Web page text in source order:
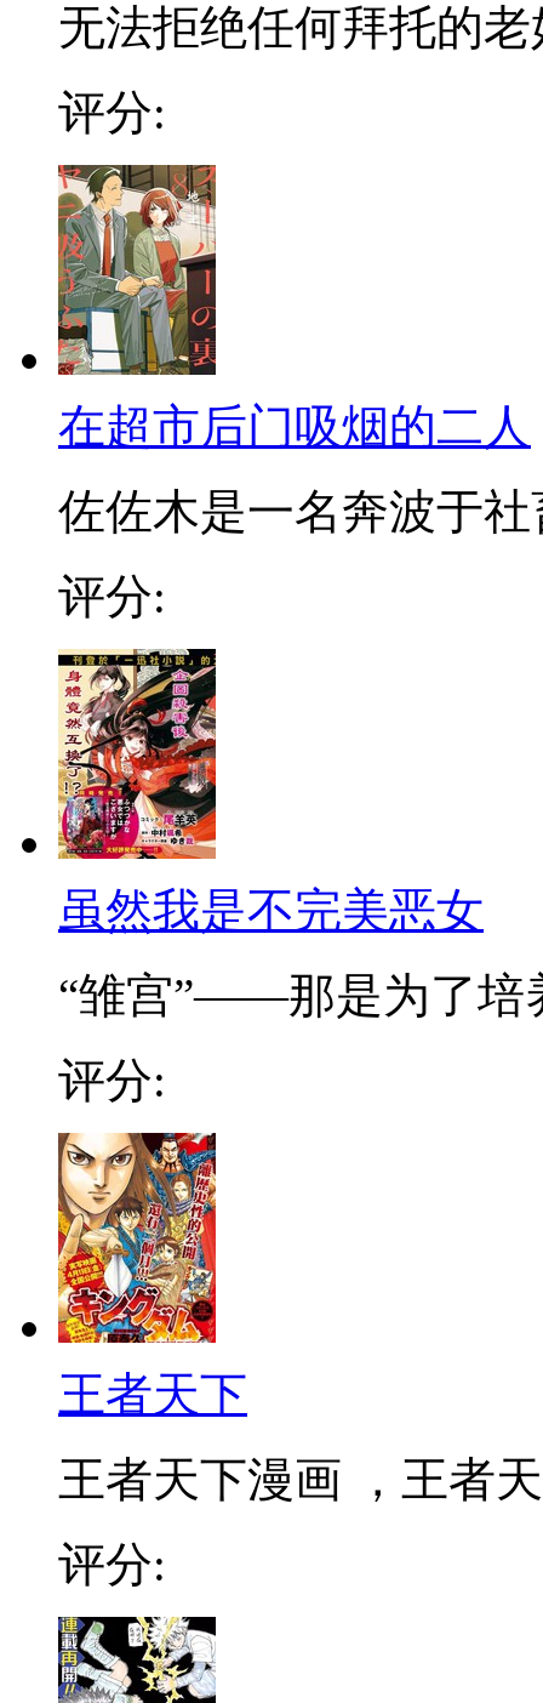
无法拒绝任何拜托的老
评分:
在超市后门吸烟的二人
佐佐木是一名奔波于社
评分:
虽然我是不完美恶女
“雏宫”——那是为了培
评分:
王者天下
王者天下漫画 ，王者
评分: